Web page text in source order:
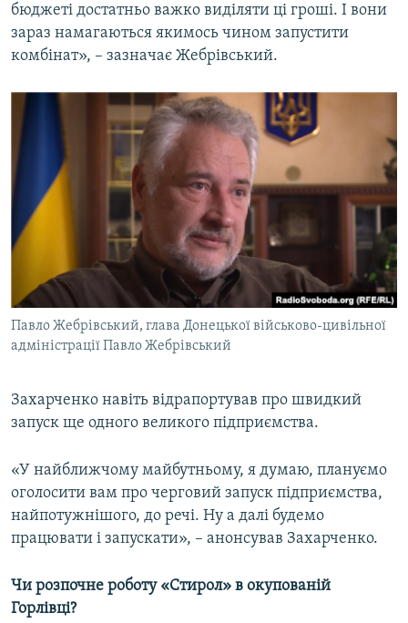
бюджеті достатньо важко виділяти ці гроші. І вони
зараз намагаються якимось чином запустити
комбінат», – зазначає Жебрівський.
Павло Жебрівський, глава Донецької військово-цивільної
адміністрації Павло Жебрівський
Захарченко навіть відрапортував про швидкий
запуск ще одного великого підприємства.
«У найближчому майбутньому, я думаю, плануємо
оголосити вам про черговий запуск підприємства,
найпотужнішого, до речі. Ну а далі будемо
працювати і запускати», – анонсував Захарченко.
Чи розпочне роботу «Стирол» в окупованій
Горлівці?